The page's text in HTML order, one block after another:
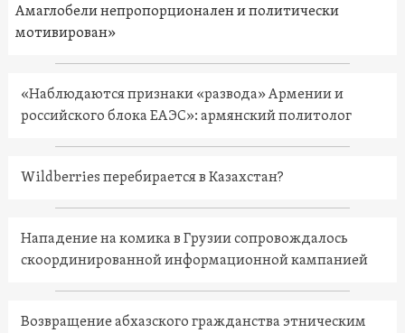
Амаглобели непропорционален и политически
мотивирован»
«Наблюдаются признаки «развода» Армении и
российского блока ЕАЭС»: армянский политолог
Wildberries перебирается в Казахстан?
Нападение на комика в Грузии сопровождалось
скоординированной информационной кампанией
Возвращение абхазского гражданства этническим